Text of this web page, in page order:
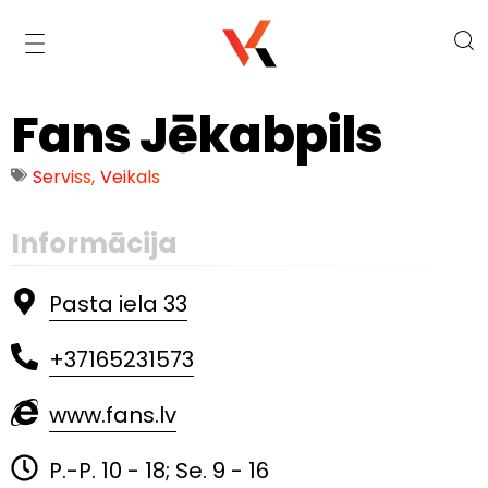
Fans Jēkabpils
Serviss, Veikals
Informācija
Pasta iela 33
+37165231573
www.fans.lv
P.-P. 10 - 18; Se. 9 - 16